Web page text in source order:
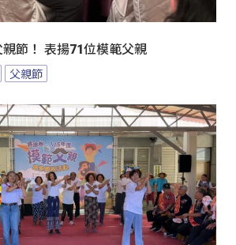
節！ 表揚71位模範父親
父親節